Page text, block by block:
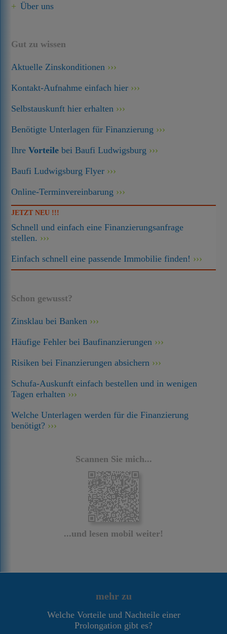
Über uns
Gut zu wissen
Aktuelle Zinskonditionen
Kontakt-Aufnahme einfach hier
Selbstauskunft hier erhalten
Benötigte Unterlagen für Finanzierung
IhreVorteile bei Baufi Ludwigsburg
Baufi Ludwigsburg Flyer
Online-Terminvereinbarung
JETZT NEU !!!
Schnell und einfach eine Finanzierungsanfrage
stellen.
Einfach schnell eine passende Immobilie finden!
Schon gewusst?
Zinsklau bei Banken
Häufige Fehler bei Baufinanzierungen
Risiken bei Finanzierungen absichern
Schufa-Auskunft einfach bestellen und in wenigen
Tagen erhalten
Welche Unterlagen werden für die Finanzierung
benötigt?
Scannen Sie mich...
...und lesen mobil weiter!
mehr zu
Welche Vorteile und Nachteile einer
Prolongation gibt es?